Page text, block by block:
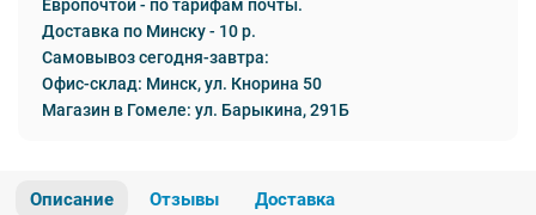
Европочтой - по тарифам почты.
Доставка по Минску - 10 р.
Самовывоз сегодня-завтра:
Офис-склад: Минск, ул. Кнорина 50
Магазин в Гомеле: ул. Барыкина, 291Б
Описание Отзывы Доставка